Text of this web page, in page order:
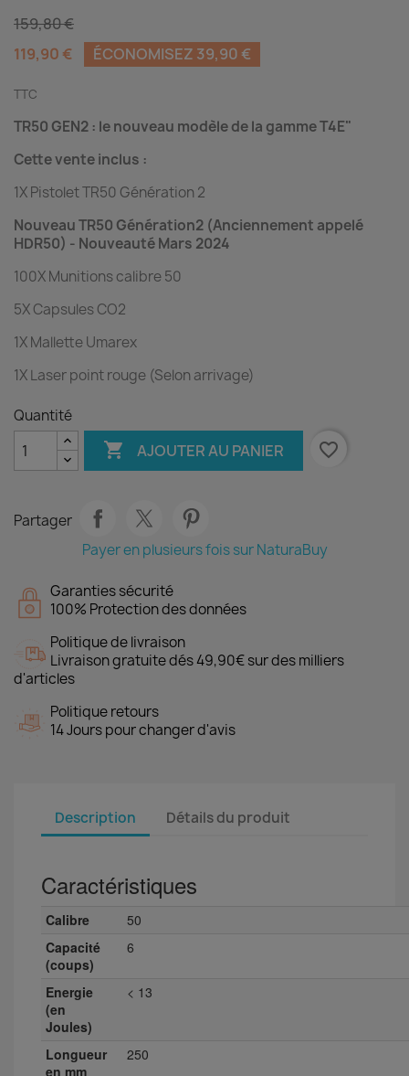
159,80 €
119,90 €
ÉCONOMISEZ 39,90 €
TTC
TR50 GEN2 : le nouveau modèle de la gamme T4E"
Cette vente inclus :
1X Pistolet TR50 Génération 2
Nouveau TR50 Génération2 (Anciennement appelé
HDR50) - Nouveauté Mars 2024
100X Munitions calibre 50
5X Capsules CO2
1X Mallette Umarex
1X Laser point rouge (Selon arrivage)
Quantité
 AJOUTER AU PANIER favorite_border
Partager
Payer en plusieurs fois sur NaturaBuy
Garanties sécurité
100% Protection des données
Politique de livraison
Livraison gratuite dés 49,90€ sur des milliers
d'articles
Politique retours
14 Jours pour changer d'avis
Description Détails du produit
Caractéristiques
Calibre
50
Capacité
(coups)
6
Energie
(en
Joules)
< 13
Longueur
en mm
250